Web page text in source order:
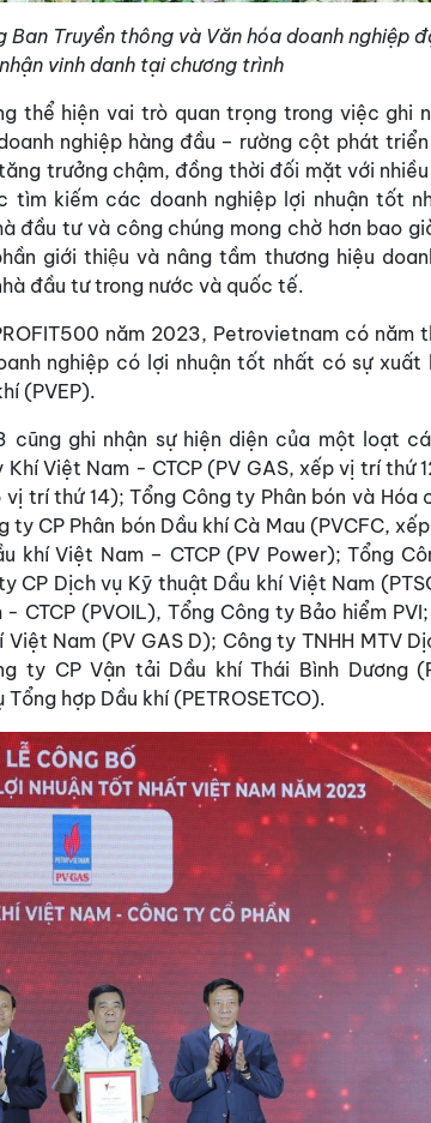
Ban Truyền thông và Văn hóa doanh nghiệp
vinh danh tại chương trình
thể hiện vai trò quan trọng trong việc ghi
nghiệp hàng đầu – rường cột phát
trưởng chậm, đồng thời đối mặt với
tìm kiếm các doanh nghiệp lợi nhuận tốt
đầu tư và công chúng mong chờ hơn bao
giới thiệu và nâng tầm thương hiệu
đầu tư trong nước và quốc tế.
năm 2023, Petrovietnam có năm
nghiệp có lợi nhuận tốt nhất có sự xuất
(PVEP).
cũng ghi nhận sự hiện diện của một loạt
Việt Nam - CTCP (PV GAS, xếp vị trí thứ
trí thứ 14); Tổng Công ty Phân bón và Hóa
ty CP Phân bón Dầu khí Cà Mau (PVCFC,
khí Việt Nam – CTCP (PV Power); Tổng
CP Dịch vụ Kỹ thuật Dầu khí Việt Nam
CTCP (PVOIL), Tổng Công ty Bảo hiểm
Nam (PV GAS D); Công ty TNHH MTV
ty CP Vận tải Dầu khí Thái Bình Dương
hợp Dầu khí (PETROSETCO).